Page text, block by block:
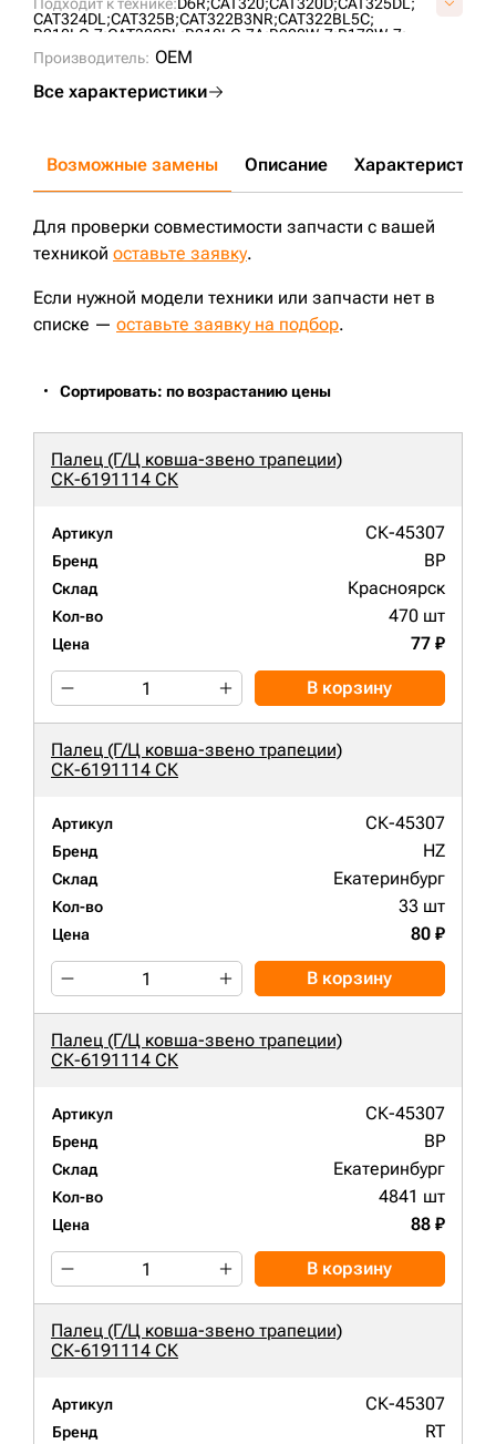
CAT324DL;CAT325B;CAT322B3NR;CAT322BL5C;
R210LC-7;CAT320DL;R210LC-7A;R200W-7;R170W-7;
D7H;
SOLAR225NL-V;
SOLAR255LC-V;R160LC-9;
SOLAR170LC-V;
Производитель: OEM
Все характеристики
Возможные замены Описание Характеристики
Для проверки совместимости запчасти с вашей
техникой оставьте заявку.
Если нужной модели техники или запчасти нет в
списке — оставьте заявку на подбор.
Сортировать: по возрастанию цены
Палец (Г/Ц ковша-звено трапеции)
СК-6191114 СК
Артикул СК-45307
Бренд BP
Склад Красноярск
Кол-во 470 шт
Цена 77 ₽
В корзину
Палец (Г/Ц ковша-звено трапеции)
СК-6191114 СК
Артикул СК-45307
Бренд HZ
Склад Екатеринбург
Кол-во 33 шт
Цена 80 ₽
В корзину
Палец (Г/Ц ковша-звено трапеции)
СК-6191114 СК
Артикул СК-45307
Бренд BP
Склад Екатеринбург
Кол-во 4841 шт
Цена 88 ₽
В корзину
Палец (Г/Ц ковша-звено трапеции)
СК-6191114 СК
Артикул СК-45307
Бренд RT